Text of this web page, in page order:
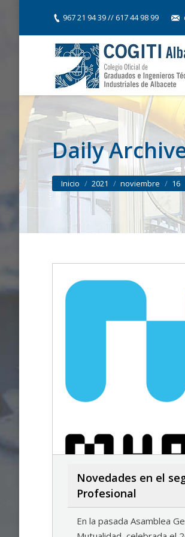
967 21 94 39 // 617 44 98 99
Daily
You are here:
Inicio 2021 noviembre 16
Novedades en el
Profesional
En la pasada Asamblea